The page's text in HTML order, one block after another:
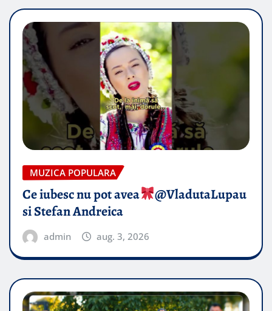
MUZICA POPULARA
Ce iubesc nu pot avea
​@VladutaLupau
si Stefan Andreica
admin aug. 3, 2026